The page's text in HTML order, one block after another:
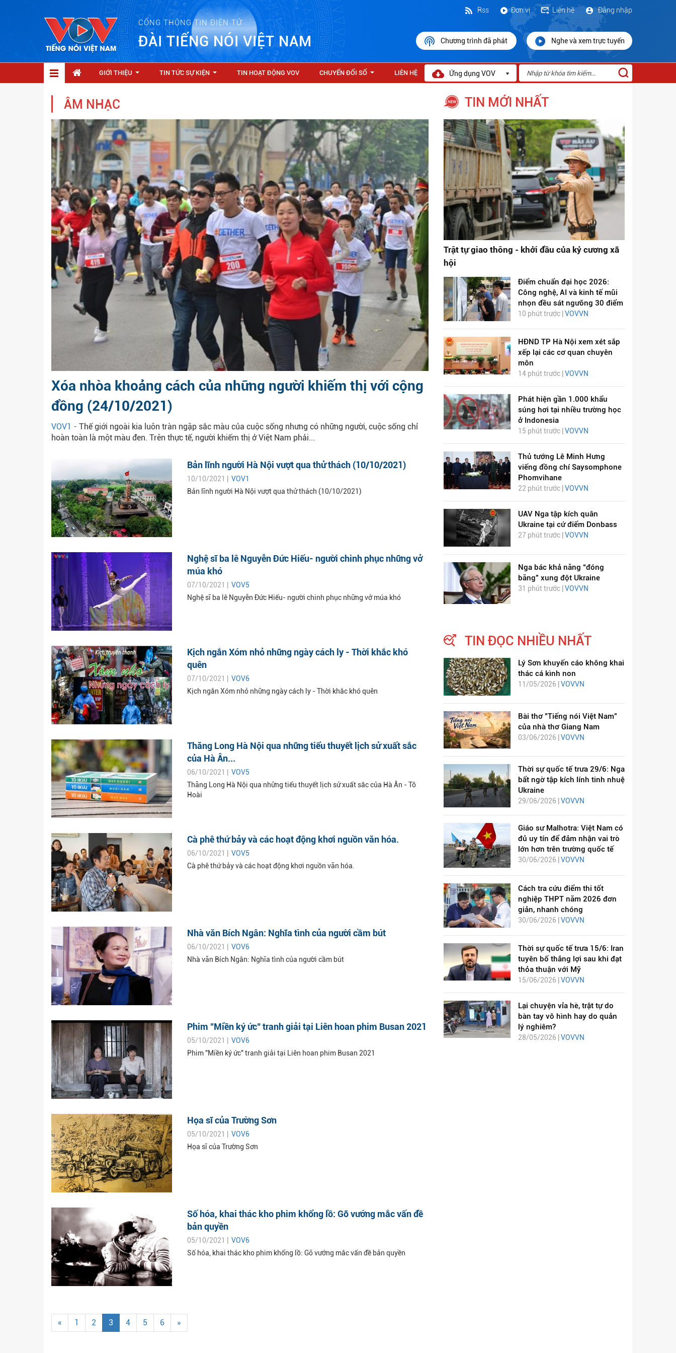
CỔNG THÔNG TIN ĐIỆN TỬ
ĐÀI TIẾNG NÓI VIỆT NAM
Đăng nhập
Liên hệ
Đơn vị
Rss
Chương trình đã phát Nghe và xem trực tuyến
GIỚI THIỆU TIN TỨC SỰ KIỆN TIN HOẠT ĐỘNG VOV CHUYỂN ĐỔI SỐ LIÊN HỆ Ứng dụng VOV
ÂM NHẠC
Xóa nhòa khoảng cách của những người khiếm thị với cộng
đồng (24/10/2021)
VOV1 - Thế giới ngoài kia luôn tràn ngập sắc màu của cuộc sống nhưng có những người, cuộc sống chỉ
hoàn toàn là một màu đen. Trên thực tế, người khiếm thị ở Việt Nam phải...
Bản lĩnh người Hà Nội vượt qua thử thách (10/10/2021)
10/10/2021 | VOV1
Bản lĩnh người Hà Nội vượt qua thử thách (10/10/2021)
Nghệ sĩ ba lê Nguyễn Đức Hiếu- người chinh phục những vở
múa khó
07/10/2021 | VOV5
Nghệ sĩ ba lê Nguyễn Đức Hiếu- người chinh phục những vở múa khó
Kịch ngắn Xóm nhỏ những ngày cách ly - Thời khắc khó
quên
07/10/2021 | VOV6
Kịch ngắn Xóm nhỏ những ngày cách ly - Thời khắc khó quên
Thăng Long Hà Nội qua những tiểu thuyết lịch sử xuất sắc
của Hà Ân...
06/10/2021 | VOV5
Thăng Long Hà Nội qua những tiểu thuyết lịch sử xuất sắc của Hà Ân - Tô
Hoài
Cà phê thứ bảy và các hoạt động khơi nguồn văn hóa.
06/10/2021 | VOV5
Cà phê thứ bảy và các hoạt động khơi nguồn văn hóa.
Nhà văn Bích Ngân: Nghĩa tình của người cầm bút
06/10/2021 | VOV6
Nhà văn Bích Ngân: Nghĩa tình của người cầm bút
Phim "Miền ký ức" tranh giải tại Liên hoan phim Busan 2021
05/10/2021 | VOV6
Phim "Miền ký ức" tranh giải tại Liên hoan phim Busan 2021
Họa sĩ của Trường Sơn
05/10/2021 | VOV6
Họa sĩ của Trường Sơn
Số hóa, khai thác kho phim khổng lồ: Gỡ vướng mắc vấn đề
bản quyền
05/10/2021 | VOV6
Số hóa, khai thác kho phim khổng lồ: Gỡ vướng mắc vấn đề bản quyền
TIN MỚI NHẤT
Trật tự giao thông - khởi đầu của kỷ cương xã
hội
Điểm chuẩn đại học 2026:
Công nghệ, AI và kinh tế mũi
nhọn đều sát ngưỡng 30 điểm
10 phút trước | VOVVN
HĐND TP Hà Nội xem xét sắp
xếp lại các cơ quan chuyên
môn
14 phút trước | VOVVN
Phát hiện gần 1.000 khẩu
súng hơi tại nhiều trường học
ở Indonesia
15 phút trước | VOVVN
Thủ tướng Lê Minh Hưng
viếng đồng chí Saysomphone
Phomvihane
22 phút trước | VOVVN
UAV Nga tập kích quân
Ukraine tại cứ điểm Donbass
27 phút trước | VOVVN
Nga bác khả năng “đóng
băng” xung đột Ukraine
31 phút trước |VOVVN
TIN ĐỌC NHIỀU NHẤT
Lý Sơn khuyến cáo không khai
thác cá kình non
11/05/2026 | VOVVN
Bài thơ "Tiếng nói Việt Nam"
của nhà thơ Giang Nam
03/06/2026 | VOVVN
Thời sự quốc tế trưa 29/6: Nga
bất ngờ tập kích lính tinh nhuệ
Ukraine
29/06/2026 | VOVVN
Giáo sư Malhotra: Việt Nam có
đủ uy tín để đảm nhận vai trò
lớn hơn trên trường quốc tế
30/06/2026 | VOVVN
Cách tra cứu điểm thi tốt
nghiệp THPT năm 2026 đơn
giản, nhanh chóng
30/06/2026 | VOVVN
Thời sự quốc tế trưa 15/6: Iran
tuyên bố thắng lợi sau khi đạt
thỏa thuận với Mỹ
15/06/2026 | VOVVN
Lại chuyện vỉa hè, trật tự do
bàn tay vô hình hay do quản
lý nghiêm?
28/05/2026 | VOVVN
« 1 2 3 4 5 6 »